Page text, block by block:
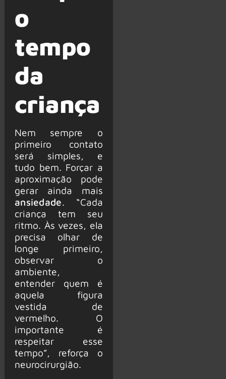
o
tempo
da
criança
Nem sempre o
primeiro contato
será simples, e
tudo bem. Forçar a
aproximação pode
gerar ainda mais
ansiedade. “Cada
criança tem seu
ritmo. Às vezes, ela
precisa olhar de
longe primeiro,
observar o
ambiente,
entender quem é
aquela figura
vestida de
vermelho. O
importante é
respeitar esse
tempo”, reforça o
neurocirurgião.